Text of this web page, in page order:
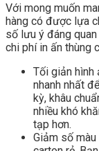
Với mong muốn
hàng có được lựa
số lưu ý đáng
chi phí in ấn thùng
Tối giản hình
nhanh nhất
kỳ, khâu
nhiều khó
tạp hơn.
Giảm số